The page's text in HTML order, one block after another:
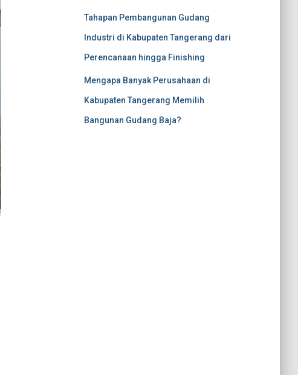
Tahapan Pembangunan Gudang
Industri di Kabupaten Tangerang dari
Perencanaan hingga Finishing
Mengapa Banyak Perusahaan di
Kabupaten Tangerang Memilih
Bangunan Gudang Baja?